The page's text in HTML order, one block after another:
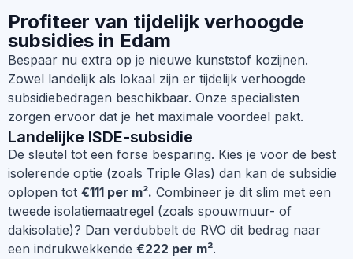
Profiteer van tijdelijk verhoogde
subsidies in Edam
Bespaar nu extra op je nieuwe kunststof kozijnen.
Zowel landelijk als lokaal zijn er tijdelijk verhoogde
subsidiebedragen beschikbaar. Onze specialisten
zorgen ervoor dat je het maximale voordeel pakt.
Landelijke ISDE-subsidie
De sleutel tot een forse besparing. Kies je voor de best
isolerende optie (zoals Triple Glas) dan kan de subsidie
oplopen tot €111 per m². Combineer je dit slim met een
tweede isolatiemaatregel (zoals spouwmuur- of
dakisolatie)? Dan verdubbelt de RVO dit bedrag naar
een indrukwekkende €222 per m².